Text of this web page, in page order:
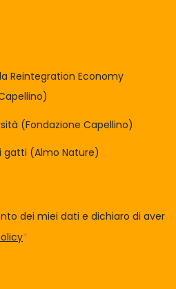
Reintegration Economy
(Fondazione Capellino)
gatti (Almo Nature)
dei miei dati e dichiaro di aver
*